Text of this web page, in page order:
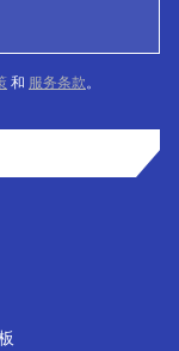
和 服务条款。